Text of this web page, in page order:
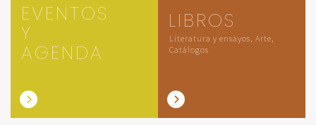
EVENTOS
Y
AGENDA
LIBROS
Literatura y ensayos, Arte,
Catálogos